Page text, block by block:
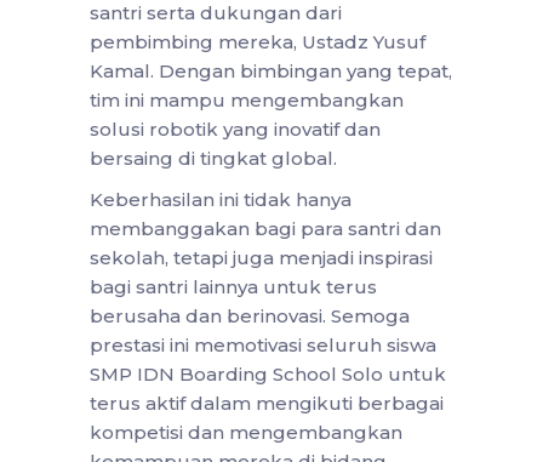
santri serta dukungan dari
pembimbing mereka, Ustadz Yusuf
Kamal. Dengan bimbingan yang tepat,
tim ini mampu mengembangkan
solusi robotik yang inovatif dan
bersaing di tingkat global.
Keberhasilan ini tidak hanya
membanggakan bagi para santri dan
sekolah, tetapi juga menjadi inspirasi
bagi santri lainnya untuk terus
berusaha dan berinovasi. Semoga
prestasi ini memotivasi seluruh siswa
SMP IDN Boarding School Solo untuk
terus aktif dalam mengikuti berbagai
kompetisi dan mengembangkan